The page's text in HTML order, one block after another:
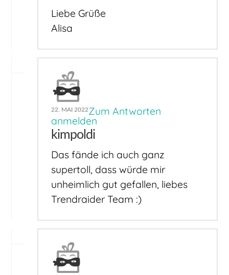
Liebe Grüße
Alisa
22. MAI 2022Zum Antworten
anmelden
kimpoldi
Das fände ich auch ganz
supertoll, dass würde mir
unheimlich gut gefallen, liebes
Trendraider Team :)